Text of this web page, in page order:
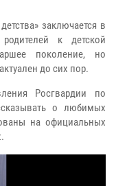
заключается в
к детской
поколение, но
до сих пор.
Росгвардии по
о любимых
на официальных